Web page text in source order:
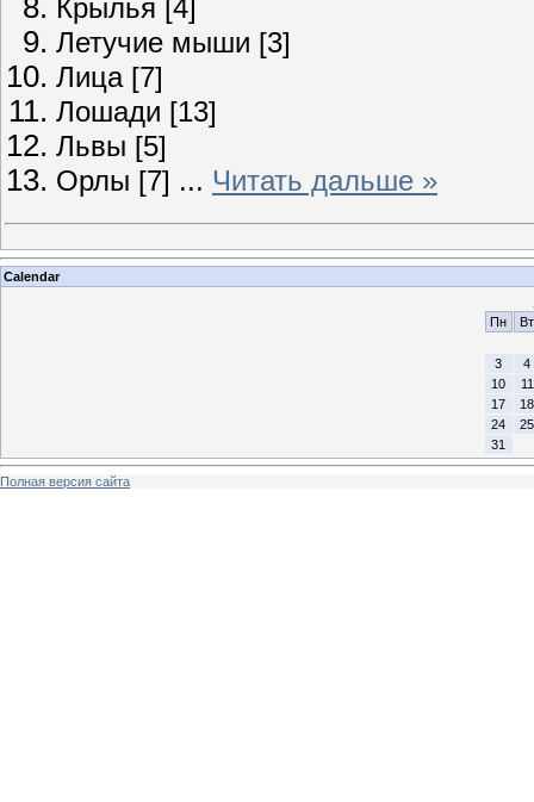
Крылья [4]
Летучие мыши [3]
Лица [7]
Лошади [13]
Львы [5]
Орлы [7] ... Читать дальше »
Calendar
Пн
Вт
3
4
10
11
17
18
24
25
31
Полная версия сайта